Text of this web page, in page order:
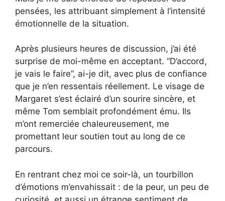
pensées, les attribuant simplement à l’intensité
émotionnelle de la situation.
Après plusieurs heures de discussion, j’ai été
surprise de moi-même en acceptant. “D’accord,
je vais le faire”, ai-je dit, avec plus de confiance
que je n’en ressentais réellement. Le visage de
Margaret s’est éclairé d’un sourire sincère, et
même Tom semblait profondément ému. Ils
m’ont remerciée chaleureusement, me
promettant leur soutien tout au long de ce
parcours.
En rentrant chez moi ce soir-là, un tourbillon
d’émotions m’envahissait : de la peur, un peu de